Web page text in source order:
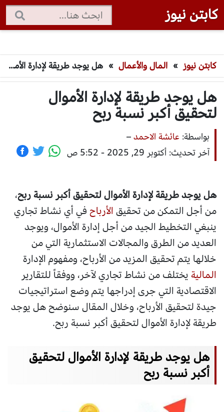
كابتن نيوز
كابتن نيوز » المال والأعمال » هل يوجد طريقة لإدارة الأموال لتحقيق أكبر نسبة ربح
هل يوجد طريقة لإدارة الأموال
لتحقيق أكبر نسبة ربح
بواسطة: عائشة الاحمد–
آخر تحديث: أكتوبر 29, 2025 - 5:52 ص
هل يوجد طريقة لإدارة الأموال لتحقيق أكبر نسبة ربح،
من أجل التمكن من تحقيقالأرباحفي أي نشاط تجاري
ينبغي التخطيط الجيد من أجل إدارة الأموال، ويوجد
العديد من الطرق والمجالات الاستثمارية التي من
خلالها يتم تحقيق المزيد من الأرباح، ومفهوم الإدارة
الماليةيختلف من نشاط تجاري لآخر، ووفقاً للتقارير
الاقتصادية التي جرى إدراجها يتم وضع استراتيجيات
جيدة لتحقيق الأرباح، وخلال المقال سنوضح هل يوجد
طريقة لإدارة الأموال لتحقيق أكبر نسبة ربح.
هل يوجد طريقة لإدارة الأموال لتحقيق
أكبر نسبة ربح